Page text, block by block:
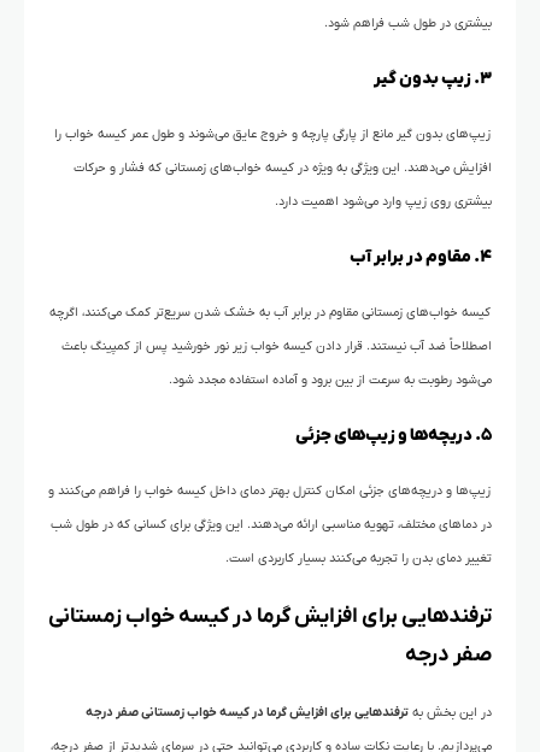
بیشتری در طول شب فراهم شود.
۳. زیپ بدون گیر
زیپ‌های بدون گیر مانع از پارگی پارچه و خروج عایق می‌شوند و طول عمر کیسه خواب را
افزایش می‌دهند. این ویژگی به ویژه در کیسه خواب‌های زمستانی که فشار و حرکات
بیشتری روی زیپ وارد می‌شود اهمیت دارد.
۴. مقاوم در برابر آب
کیسه خواب‌های زمستانی مقاوم در برابر آب به خشک شدن سریع‌تر کمک می‌کنند، اگرچه
اصطلاحاً ضد آب نیستند. قرار دادن کیسه خواب زیر نور خورشید پس از کمپینگ باعث
می‌شود رطوبت به سرعت از بین برود و آماده استفاده مجدد شود.
۵. دریچه‌ها و زیپ‌های جزئی
زیپ‌ها و دریچه‌های جزئی امکان کنترل بهتر دمای داخل کیسه خواب را فراهم می‌کنند و
در دماهای مختلف، تهویه مناسبی ارائه می‌دهند. این ویژگی برای کسانی که در طول شب
تغییر دمای بدن را تجربه می‌کنند بسیار کاربردی است.
ترفندهایی برای افزایش گرما در کیسه خواب زمستانی
صفر درجه
در این بخش به ترفندهایی برای افزایش گرما در کیسه خواب زمستانی صفر درجه
می‌پردازیم. با رعایت نکات ساده و کاربردی می‌توانید حتی در سرمای شدیدتر از صفر درجه،